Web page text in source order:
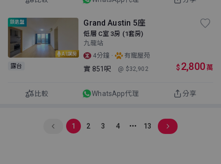
AI講房
鎖匙盤
露台
Grand Austin 5座
低層 C室 3房 (1套房)
九龍站
4分鐘 · 有寵屋苑
實 851呎 @ $32,902 $ 2,800萬
比較 WhatsApp代理 分享
1 2 3 4 13